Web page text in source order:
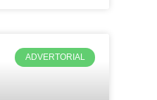
ADVERTORIAL